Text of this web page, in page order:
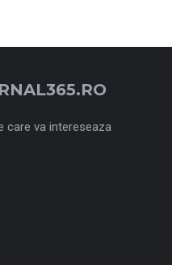
care va intereseaza